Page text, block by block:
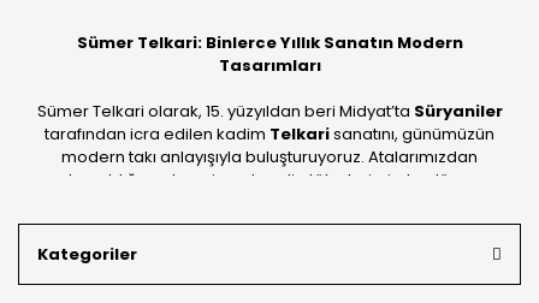
Sümer Telkari: Binlerce Yıllık Sanatın Modern
Tasarımları
Sümer Telkari olarak, 15. yüzyıldan beri Midyat’ta Süryaniler
tarafından icra edilen kadim Telkarisanatını, günümüzün
modern takı anlayışıyla buluşturuyoruz. Atalarımızdan
devraldığımız bu mirası; kendi atölyelerimizde, dünya
Mardin’in tarihi dokusunu yansıtan geleneksel işlemeleri, her
bütçeye uygun
Kategoriler